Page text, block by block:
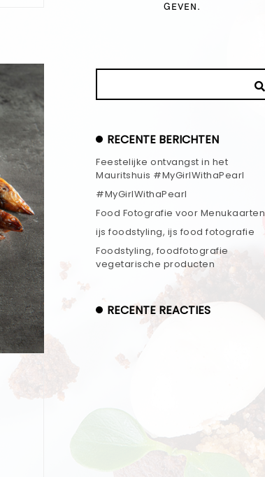
GEVEN.
RECENTE BERICHTEN
Feestelijke ontvangst in het
Mauritshuis #MyGirlWithaPearl
#MyGirlWithaPearl
Food Fotografie voor Menukaarten
ijs foodstyling, ijs food fotografie
Foodstyling, foodfotografie
vegetarische producten
RECENTE REACTIES